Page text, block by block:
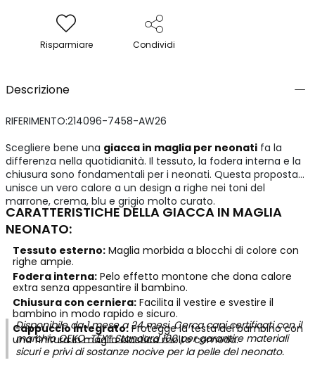
Risparmiare Condividi
Descrizione
RIFERIMENTO:214096-7458-AW26
Scegliere bene una giacca in maglia per neonatifa la
differenza nella quotidianità. Il tessuto, la fodera interna e la
chiusura sono fondamentali per i neonati. Questa proposta
unisce un vero calore a un design a righe nei toni del
marrone, crema, blu e grigio molto curato.
CARATTERISTICHE DELLA GIACCA IN MAGLIA
NEONATO:
Tessuto esterno:Maglia morbida a blocchi di colore con
righe ampie.
Fodera interna:Pelo effetto montone che dona calore
extra senza appesantire il bambino.
Chiusura con cerniera:Facilita il vestire e svestire il
bambino in modo rapido e sicuro.
Cappuccio integrato:Protegge la testa del bambino con
una finitura in maglia elastica molto comoda.
Disponibile da 1 mese a 24 mesi. Cerca capi certificati con il
marchioOEKO-TEX® Standard 100per garantire materiali
sicuri e privi di sostanze nocive per la pelle del neonato.